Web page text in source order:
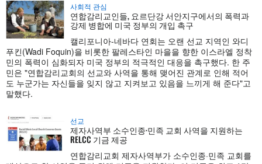
사회적 관심
연합감리교인들, 요르단강 서안지구에서의 폭력과
강제 병합에 미국 정부의 개입 촉구
캘리포니아-네바다 연회는 오랜 선교 지역인 와디
푸킨(Wadi Foquin)을 비롯한 팔레스타인 마을을 향한 이스라엘 정착
민의 폭력이 심화되자 미국 정부의 적극적인 대응을 촉구했다. 한 주
민은 "연합감리교회의 선교와 사역을 통해 맺어진 관계로 인해 적어
도 누군가는 자신들을 잊지 않고 지켜보고 있음을 느끼게 해 준다"고
말했다.
선교
제자사역부 소수인종·민족 교회 사역을 지원하는
RELCC 기금 제공
연합감리교회 제자사역부가 소수인종·민족 교회를